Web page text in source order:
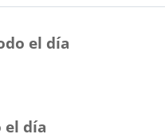
el día
el día